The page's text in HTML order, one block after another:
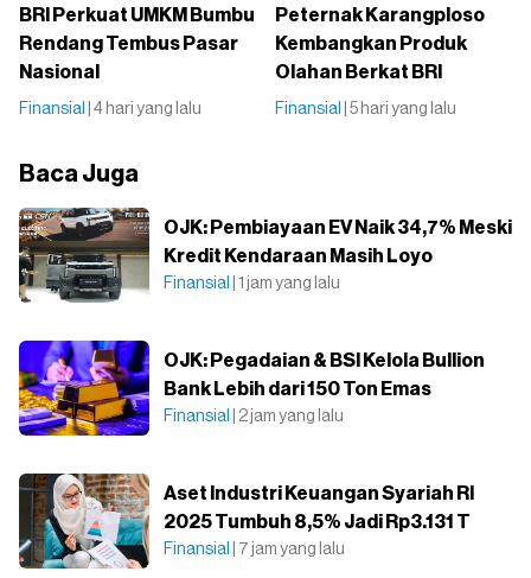
BRI Perkuat UMKM Bumbu
Rendang Tembus Pasar
Nasional
Finansial | 4 hari yang lalu
Peternak Karangploso
Kembangkan Produk
Olahan Berkat BRI
Finansial | 5 hari yang lalu
Baca Juga
OJK: Pembiayaan EV Naik 34,7% Meski
Kredit Kendaraan Masih Loyo
Finansial | 1 jam yang lalu
OJK: Pegadaian & BSI Kelola Bullion
Bank Lebih dari 150 Ton Emas
Finansial | 2 jam yang lalu
Aset Industri Keuangan Syariah RI
2025 Tumbuh 8,5% Jadi Rp3.131 T
Finansial | 7 jam yang lalu